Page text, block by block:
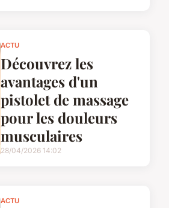
ACTU
Découvrez les
avantages d'un
pistolet de massage
pour les douleurs
musculaires
28/04/2026 14:02
ACTU